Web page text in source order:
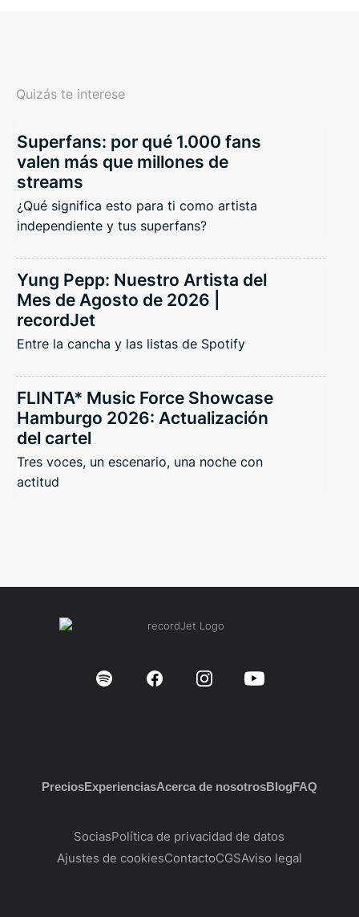
Quizás te interese
Superfans: por qué 1.000 fans
valen más que millones de
streams
¿Qué significa esto para ti como artista
independiente y tus superfans?
Yung Pepp: Nuestro Artista del
Mes de Agosto de 2026 |
recordJet
Entre la cancha y las listas de Spotify
FLINTA* Music Force Showcase
Hamburgo 2026: Actualización
del cartel
Tres voces, un escenario, una noche con
actitud
PreciosExperienciasAcerca de nosotrosBlogFAQ
SociasPolítica de privacidad de datos
Ajustes de cookiesContactoCGSAviso legal